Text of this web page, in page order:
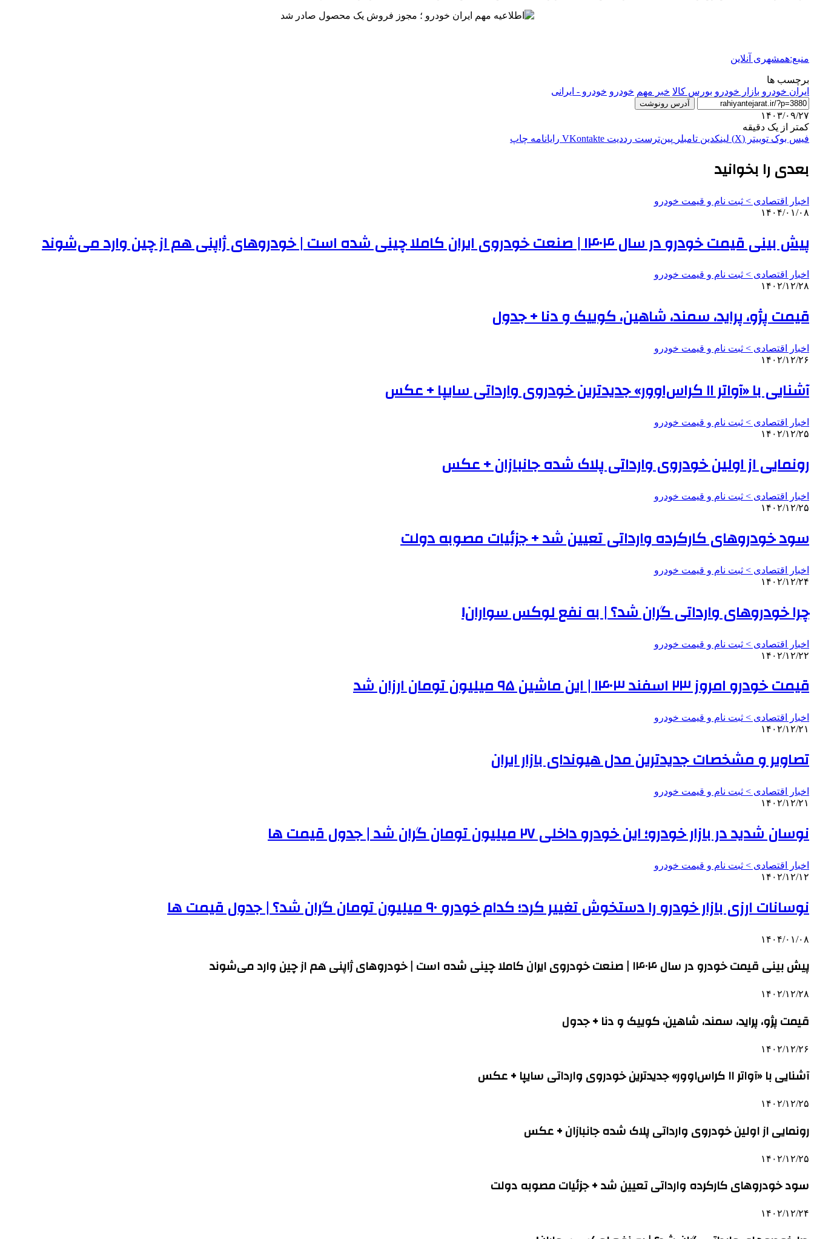
منبع:همشهری آنلاین
برچسب ها
ايران خودرو بازار خودرو بورس کالا خبر مهم خودرو خودرو - ایرانی
آدرس رونوشت
۱۴۰۳/۰۹/۲۷
کمتر از یک دقیقه
فیس بوک توییتر (X) لینکدین ‫تامبلر ‫پین‌ترست ‫رددیت ‫VKontakte رایانامه چاپ
بعدی را بخوانید
اخبار اقتصادی > ثبت نام و قیمت خودرو
۱۴۰۴/۰۱/۰۸
پیش بینی قیمت خودرو در سال ۱۴۰۴ | صنعت خودروی ایران کاملا چینی شده است | خودروهای ژاپنی هم از چین وارد می‌شوند
اخبار اقتصادی > ثبت نام و قیمت خودرو
۱۴۰۲/۱۲/۲۸
قیمت پژو، پراید، سمند، شاهین، کوییک و دنا + جدول
اخبار اقتصادی > ثبت نام و قیمت خودرو
۱۴۰۲/۱۲/۲۶
آشنایی با «آواتر ۱۱ کراس‌اوور» جدیدترین خودروی وارداتی سایپا + عکس
اخبار اقتصادی > ثبت نام و قیمت خودرو
۱۴۰۲/۱۲/۲۵
رونمایی از اولین خودروی وارداتی پلاک شده جانبازان + عکس
اخبار اقتصادی > ثبت نام و قیمت خودرو
۱۴۰۲/۱۲/۲۵
سود خودروهای کارکرده وارداتی تعیین شد + جزئیات مصوبه دولت
اخبار اقتصادی > ثبت نام و قیمت خودرو
۱۴۰۲/۱۲/۲۴
چرا خودروهای وارداتی گران شد؟ | به نفع لوکس سواران!
اخبار اقتصادی > ثبت نام و قیمت خودرو
۱۴۰۲/۱۲/۲۲
قیمت خودرو امروز ۲۳ اسفند ۱۴۰۳ | این ماشین ۹۵ میلیون تومان ارزان شد
اخبار اقتصادی > ثبت نام و قیمت خودرو
۱۴۰۲/۱۲/۲۱
تصاویر و مشخصات جدیدترین مدل هیوندای بازار ایران
اخبار اقتصادی > ثبت نام و قیمت خودرو
۱۴۰۲/۱۲/۲۱
نوسان شدید در بازار خودرو؛ این خودرو داخلی ۲۷ میلیون تومان گران شد | جدول قیمت ها
اخبار اقتصادی > ثبت نام و قیمت خودرو
۱۴۰۲/۱۲/۱۲
نوسانات ارزی بازار خودرو را دستخوش تغییر کرد؛ کدام خودرو ۹۰ میلیون تومان گران شد؟ | جدول قیمت ها
۱۴۰۴/۰۱/۰۸
پیش بینی قیمت خودرو در سال ۱۴۰۴ | صنعت خودروی ایران کاملا چینی شده است | خودروهای ژاپنی هم از چین وارد می‌شوند
۱۴۰۲/۱۲/۲۸
قیمت پژو، پراید، سمند، شاهین، کوییک و دنا + جدول
۱۴۰۲/۱۲/۲۶
آشنایی با «آواتر ۱۱ کراس‌اوور» جدیدترین خودروی وارداتی سایپا + عکس
۱۴۰۲/۱۲/۲۵
رونمایی از اولین خودروی وارداتی پلاک شده جانبازان + عکس
۱۴۰۲/۱۲/۲۵
سود خودروهای کارکرده وارداتی تعیین شد + جزئیات مصوبه دولت
۱۴۰۲/۱۲/۲۴